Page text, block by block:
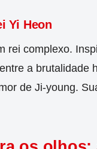
Yi Heon
rei complexo.
a brutalidade
de Ji-young.